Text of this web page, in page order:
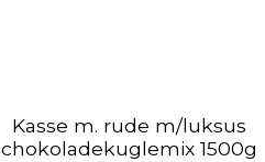
Kasse m. rude m/luksus
chokoladekuglemix 1500g